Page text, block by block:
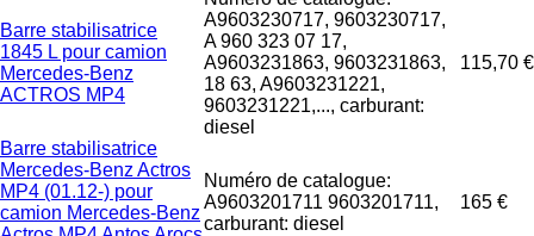
Barre stabilisatrice
1845 L pour camion
Mercedes-Benz
ACTROS MP4
A9603230717, 9603230717,
A 960 323 07 17,
A9603231863, 9603231863,
18 63, A9603231221,
9603231221,..., carburant:
diesel
115,70 €
Barre stabilisatrice
Mercedes-Benz Actros
MP4 (01.12-) pour
camion Mercedes-Benz
Numéro de catalogue:
A9603201711 9603201711,
carburant: diesel
165 €